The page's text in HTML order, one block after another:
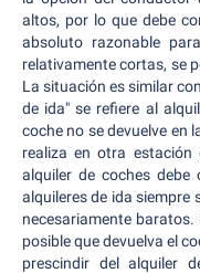
altos, por lo que debe
absoluto razonable
relativamente cortas, se
La situación es similar
de ida" se refiere al
coche no se devuelve en
realiza en otra estación
alquiler de coches
alquileres de ida siempre
necesariamente
posible que devuelva el
prescindir del alquiler